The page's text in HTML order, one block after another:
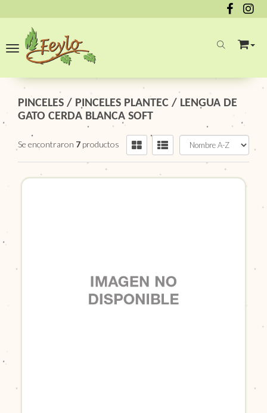
Toggle navigation
PINCELES / PINCELES PLANTEC / LENGUA DE
GATO CERDA BLANCA SOFT
Se encontraron 7 productos